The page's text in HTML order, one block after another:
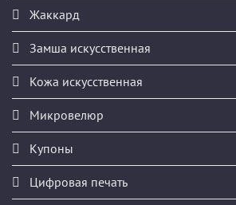
Жаккард
Замша искусственная
Кожа искусственная
Микровелюр
Купоны
Цифровая печать